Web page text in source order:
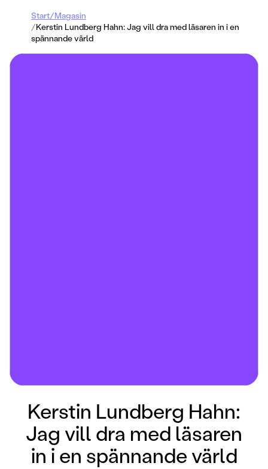
Start/Magasin
/Kerstin Lundberg Hahn: Jag vill dra med läsaren in i en
spännande värld
Kerstin Lundberg Hahn:
Jag vill dra med läsaren
in i en spännande värld